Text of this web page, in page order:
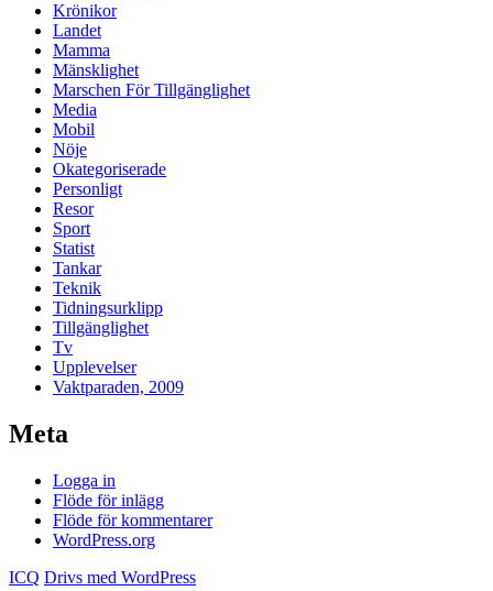
Krönikor
Landet
Mamma
Mänsklighet
Marschen För Tillgänglighet
Media
Mobil
Nöje
Okategoriserade
Personligt
Resor
Sport
Statist
Tankar
Teknik
Tidningsurklipp
Tillgänglighet
Tv
Upplevelser
Vaktparaden, 2009
Meta
Logga in
Flöde för inlägg
Flöde för kommentarer
WordPress.org
ICQ Drivs med WordPress